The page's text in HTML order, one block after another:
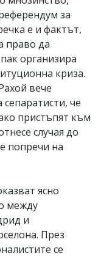
за
е и фактът,
право да
организира
криза.
вече
че
пристъпят към
случая до
попречи на
ясно
между
и
През
се